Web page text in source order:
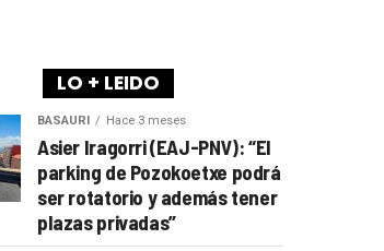
LO + LEIDO
BASAURI Hace 3 meses
Asier Iragorri (EAJ-PNV): “El
parking de Pozokoetxe podrá
ser rotatorio y además tener
plazas privadas”